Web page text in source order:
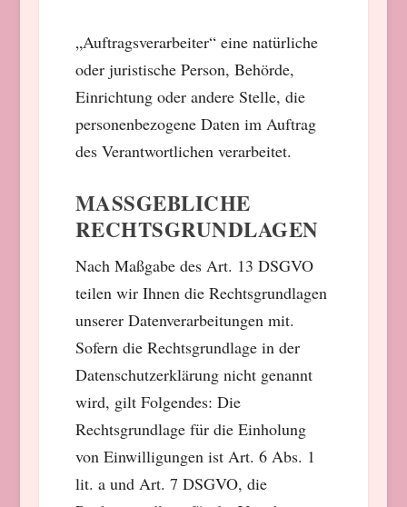
„Auftragsverarbeiter“ eine natürliche
oder juristische Person, Behörde,
Einrichtung oder andere Stelle, die
personenbezogene Daten im Auftrag
des Verantwortlichen verarbeitet.
MASSGEBLICHE R
ECHTSGRUNDLAGEN
Nach Maßgabe des Art. 13 DSGVO
teilen wir Ihnen die Rechtsgrundlagen
unserer Datenverarbeitungen mit.
Sofern die Rechtsgrundlage in der
Datenschutzerklärung nicht genannt
wird, gilt Folgendes: Die
Rechtsgrundlage für die Einholung
von Einwilligungen ist Art. 6 Abs. 1
lit. a und Art. 7 DSGVO, die